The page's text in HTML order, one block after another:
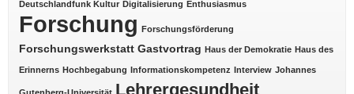
Deutschlandfunk Kultur Digitalisierung Enthusiasmus
Forschung Forschungsförderung
Forschungswerkstatt Gastvortrag Haus der Demokratie Haus des
Erinnerns Hochbegabung Informationskompetenz Interview Johannes
Lehrergesundheit